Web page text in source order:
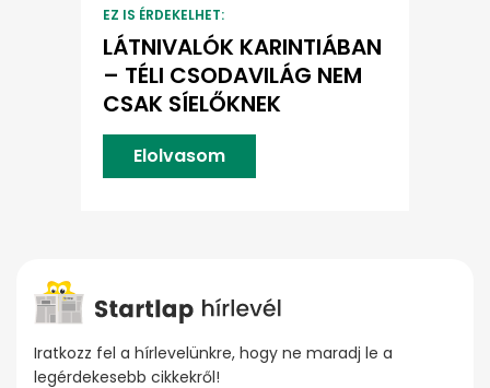
EZ IS ÉRDEKELHET:
LÁTNIVALÓK KARINTIÁBAN
– TÉLI CSODAVILÁG NEM
CSAK SÍELŐKNEK
Elolvasom
Iratkozz fel a hírlevelünkre, hogy ne maradj le a
legérdekesebb cikkekről!